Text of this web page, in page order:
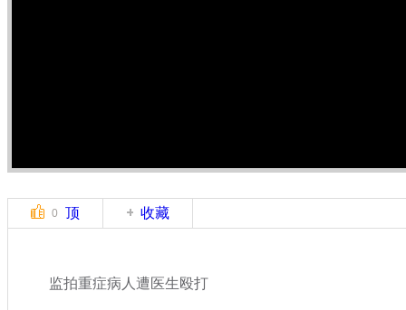
0 顶 收藏
监拍重症病人遭医生殴打